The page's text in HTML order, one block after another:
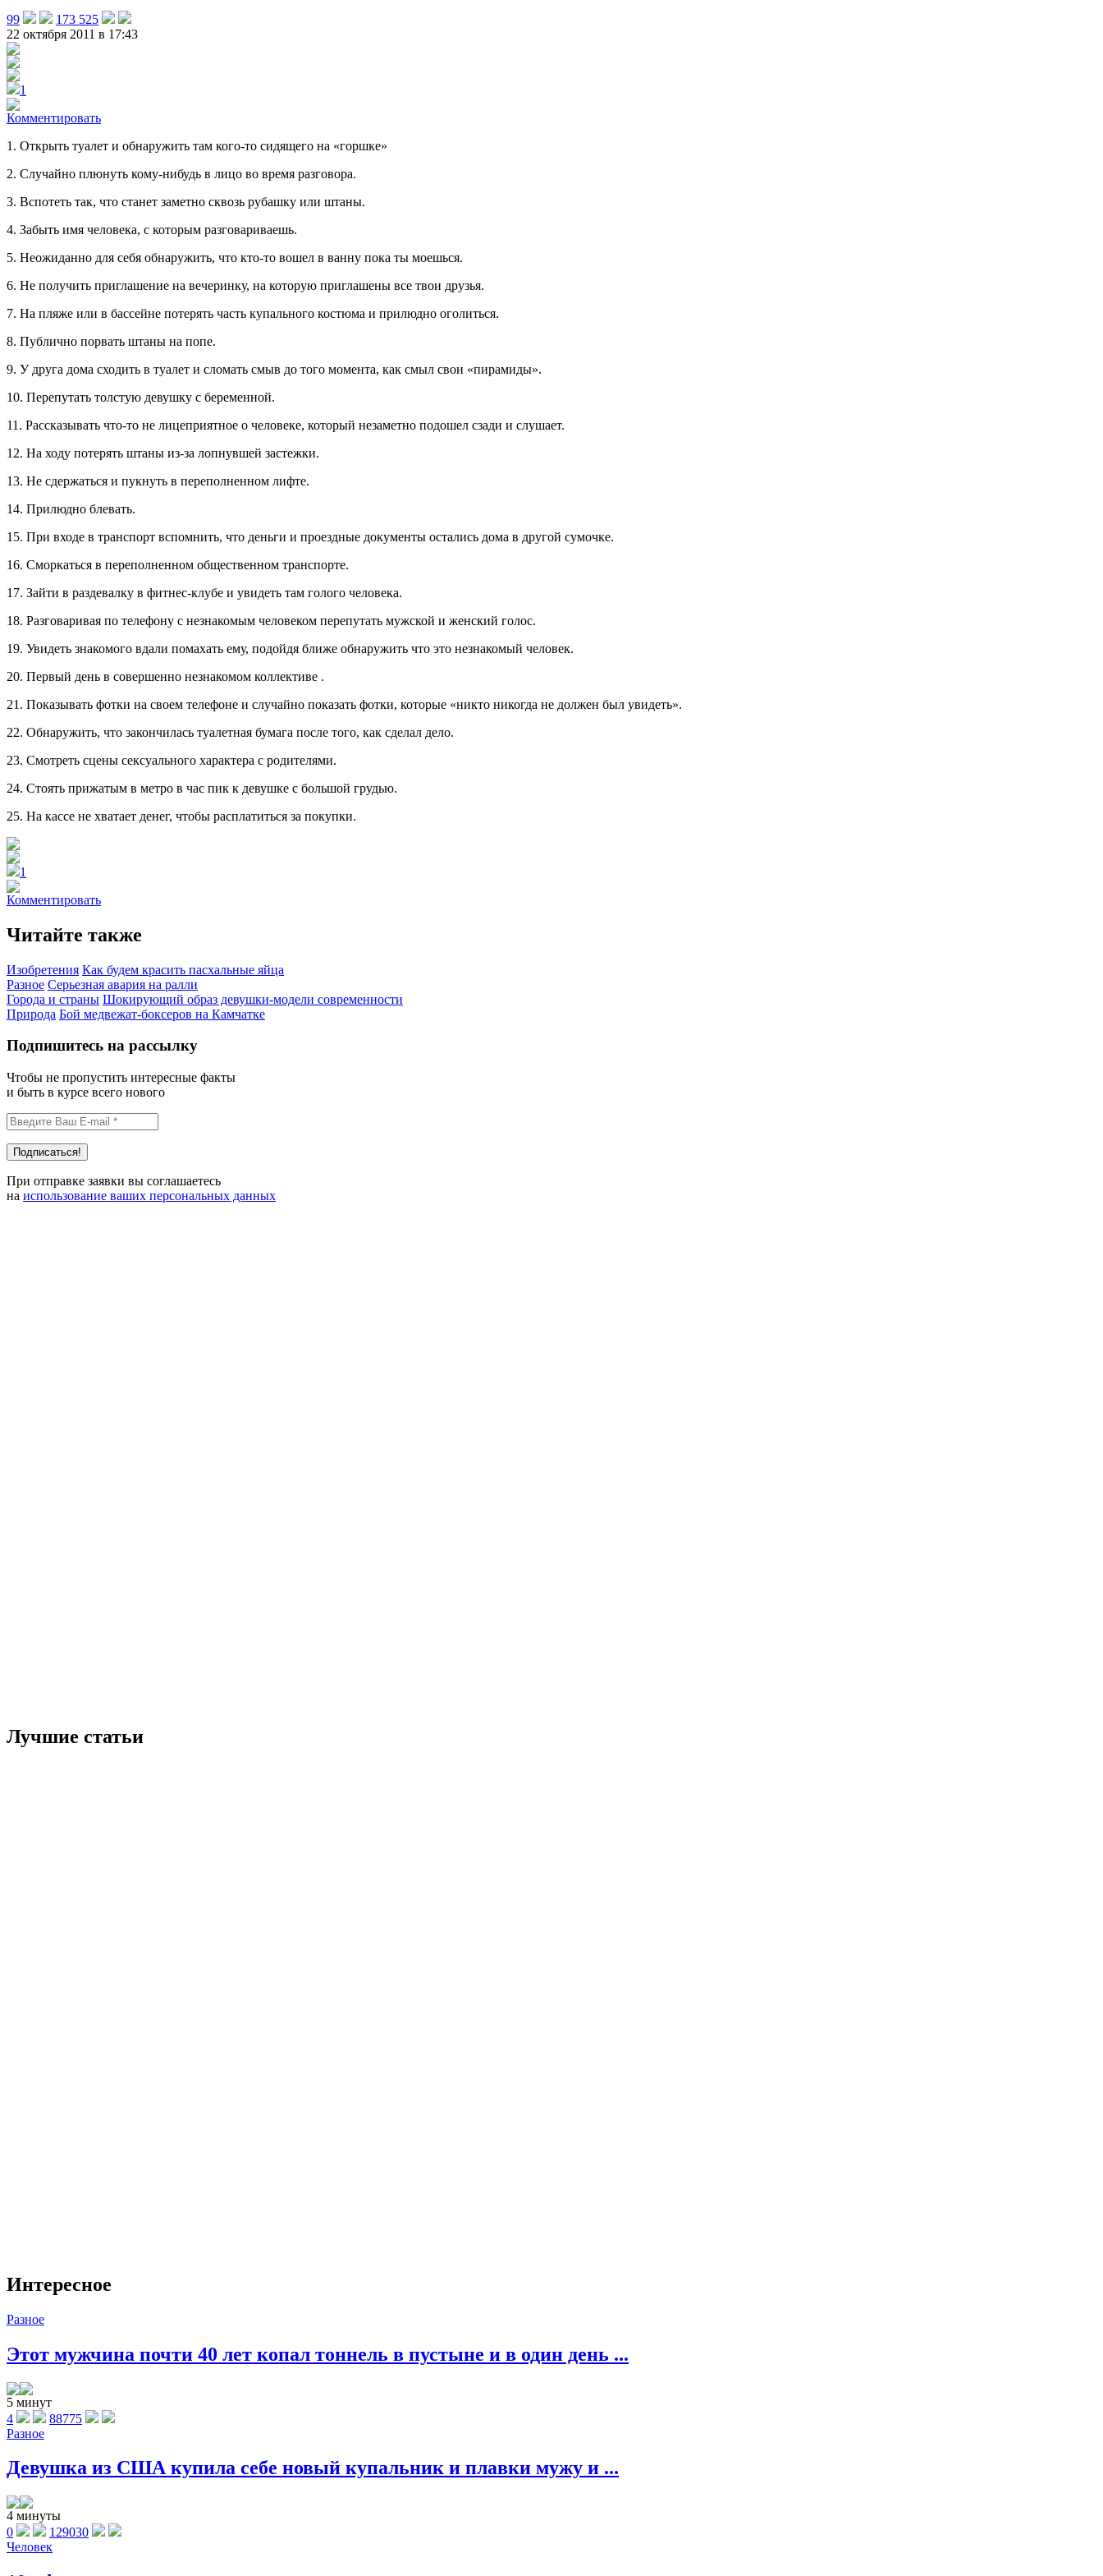
99
173 525
22 октября 2011 в 17:43
1
Комментировать
1. Открыть туалет и обнаружить там кого-то сидящего на «горшке»
2. Случайно плюнуть кому-нибудь в лицо во время разговора.
3. Вспотеть так, что станет заметно сквозь рубашку или штаны.
4. Забыть имя человека, с которым разговариваешь.
5. Неожиданно для себя обнаружить, что кто-то вошел в ванну пока ты моешься.
6. Не получить приглашение на вечеринку, на которую приглашены все твои друзья.
7. На пляже или в бассейне потерять часть купального костюма и прилюдно оголиться.
8. Публично порвать штаны на попе.
9. У друга дома сходить в туалет и сломать смыв до того момента, как смыл свои «пирамиды».
10. Перепутать толстую девушку с беременной.
11. Рассказывать что-то не лицеприятное о человеке, который незаметно подошел сзади и слушает.
12. На ходу потерять штаны из-за лопнувшей застежки.
13. Не сдержаться и пукнуть в переполненном лифте.
14. Прилюдно блевать.
15. При входе в транспорт вспомнить, что деньги и проездные документы остались дома в другой сумочке.
16. Сморкаться в переполненном общественном транспорте.
17. Зайти в раздевалку в фитнес-клубе и увидеть там голого человека.
18. Разговаривая по телефону с незнакомым человеком перепутать мужской и женский голос.
19. Увидеть знакомого вдали помахать ему, подойдя ближе обнаружить что это незнакомый человек.
20. Первый день в совершенно незнакомом коллективе .
21. Показывать фотки на своем телефоне и случайно показать фотки, которые «никто никогда не должен был увидеть».
22. Обнаружить, что закончилась туалетная бумага после того, как сделал дело.
23. Смотреть сцены сексуального характера с родителями.
24. Стоять прижатым в метро в час пик к девушке с большой грудью.
25. На кассе не хватает денег, чтобы расплатиться за покупки.
1
Комментировать
Читайте также
Изобретения Как будем красить пасхальные яйца
Разное Серьезная авария на ралли
Города и страны Шокирующий образ девушки-модели современности
Природа Бой медвежат-боксеров на Камчатке
Подпишитесь на рассылку
Чтобы не пропустить интересные факты
и быть в курсе всего нового
При отправке заявки вы соглашаетесь
на использование ваших персональных данных
Лучшие статьи
Интересное
Разное
Этот мужчина почти 40 лет копал тоннель в пустыне и в один день ...
5 минут
4
88775
Разное
Девушка из США купила себе новый купальник и плавки мужу и ...
4 минуты
0
129030
Человек